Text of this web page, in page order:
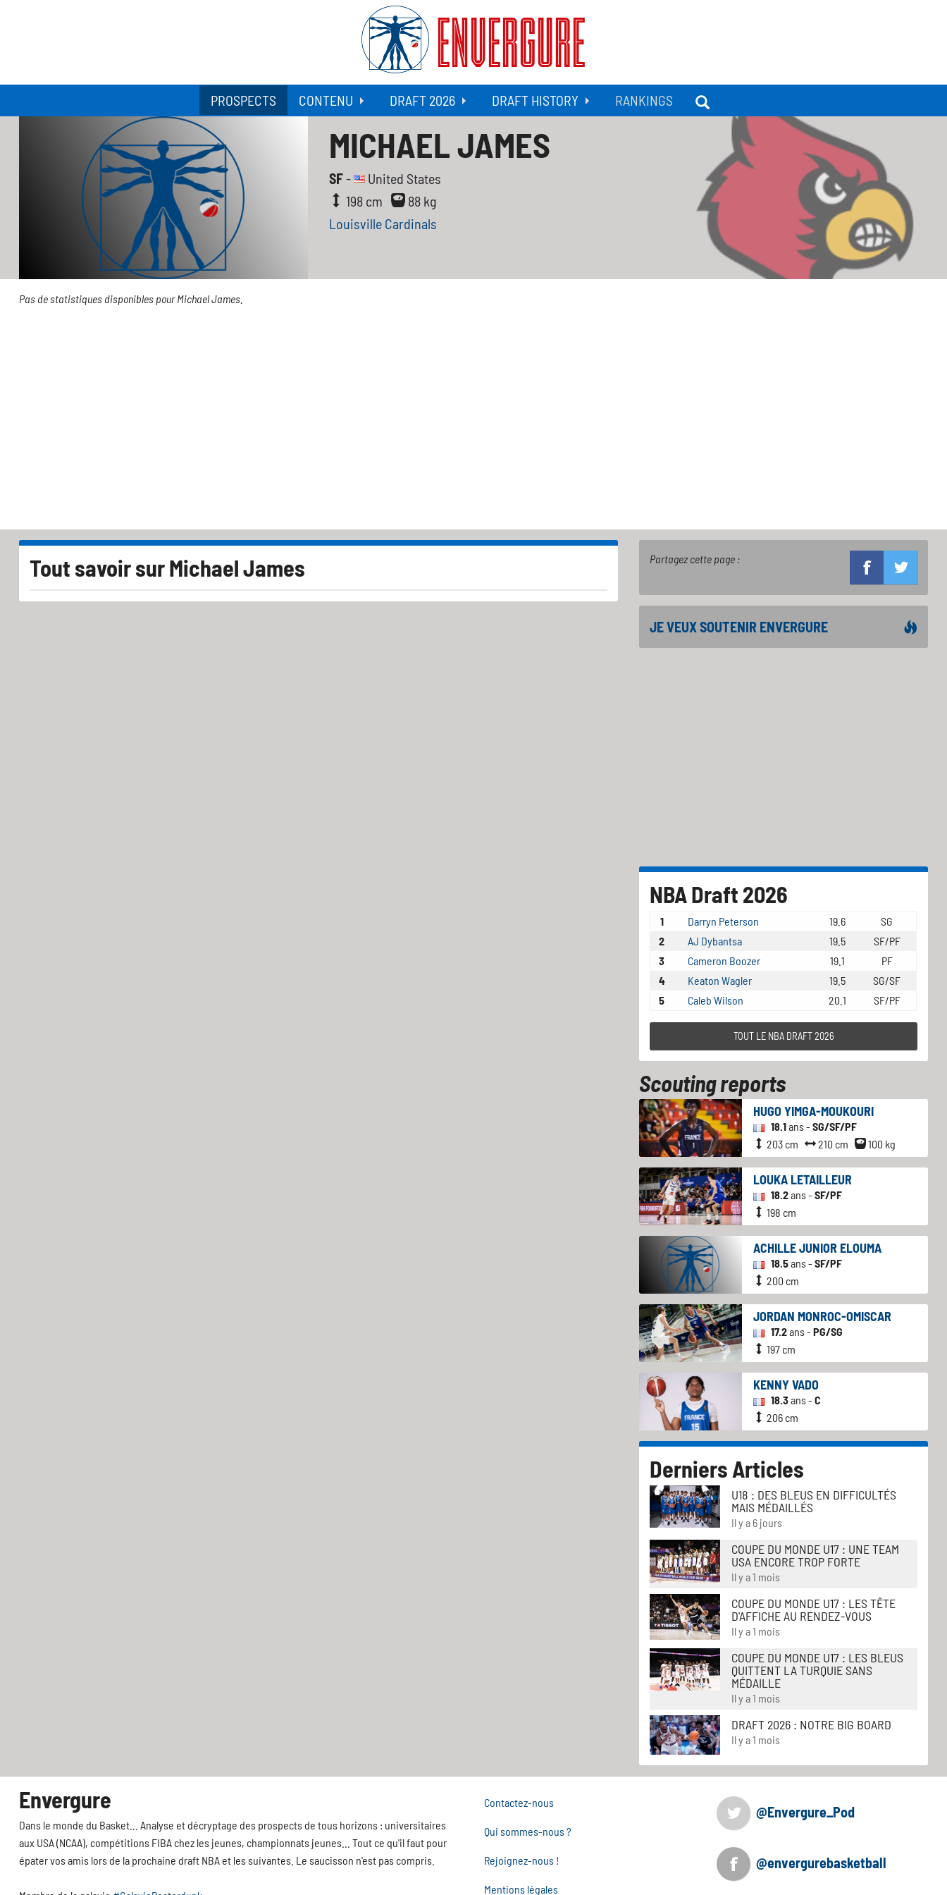
ENVERGURE
PROSPECTS CONTENU DRAFT 2026 DRAFT HISTORY RANKINGS
MICHAEL JAMES
SF-
United States
198 cm
88 kg
Louisville Cardinals
Pas de statistiques disponibles pour Michael James.
Tout savoir surMichael James Partagez cette page :
JE VEUX SOUTENIR ENVERGURE
NBA Draft 2026
1 Darryn Peterson 19.6
SG
2
AJ Dybantsa 19.5
SF/PF
3
Cameron Boozer 19.1
PF
4
Keaton Wagler 19.5
SG/SF
5
Caleb Wilson 20.1 SF/PF
TOUT LE NBA DRAFT 2026
Scouting reports
HUGO YIMGA-MOUKOURI
18.1ans -SG/SF/PF
203 cm
210 cm 100 kg
LOUKA LETAILLEUR
18.2ans -SF/PF
198 cm
ACHILLE JUNIOR ELOUMA
18.5ans -SF/PF
200 cm
JORDAN MONROC-OMISCAR
17.2ans -PG/SG
197 cm
KENNY VADO
18.3ans -C
206 cm
Derniers Articles
U18 : DES BLEUS EN DIFFICULTÉS
MAIS MÉDAILLÉS
Il y a 6 jours
COUPE DU MONDE U17 : UNE TEAM
USA ENCORE TROP FORTE
Il y a 1 mois
COUPE DU MONDE U17 : LES TÊTE
D'AFFICHE AU RENDEZ-VOUS
Il y a 1 mois
COUPE DU MONDE U17 : LES BLEUS
QUITTENT LA TURQUIE SANS
MÉDAILLE
Il y a 1 mois
DRAFT 2026 : NOTRE BIG BOARD
Il y a 1 mois
Envergure
Dans le monde du Basket... Analyse et décryptage des prospects de tous horizons : universitaires
aux USA (NCAA), compétitions FIBA chez les jeunes, championnats jeunes... Tout ce qu'il faut pour
épater vos amis lors de la prochaine draft NBA et les suivantes. Le saucisson n'est pas compris.
Contactez-nous
Qui sommes-nous ?
Rejoignez-nous !
Mentions légales
@Envergure_Pod
@envergurebasketball